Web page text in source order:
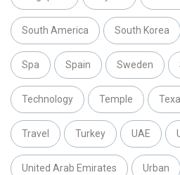
South America South Korea
Spa Spain Sweden
Technology Temple
Travel Turkey UAE
United Arab Emirates Urban